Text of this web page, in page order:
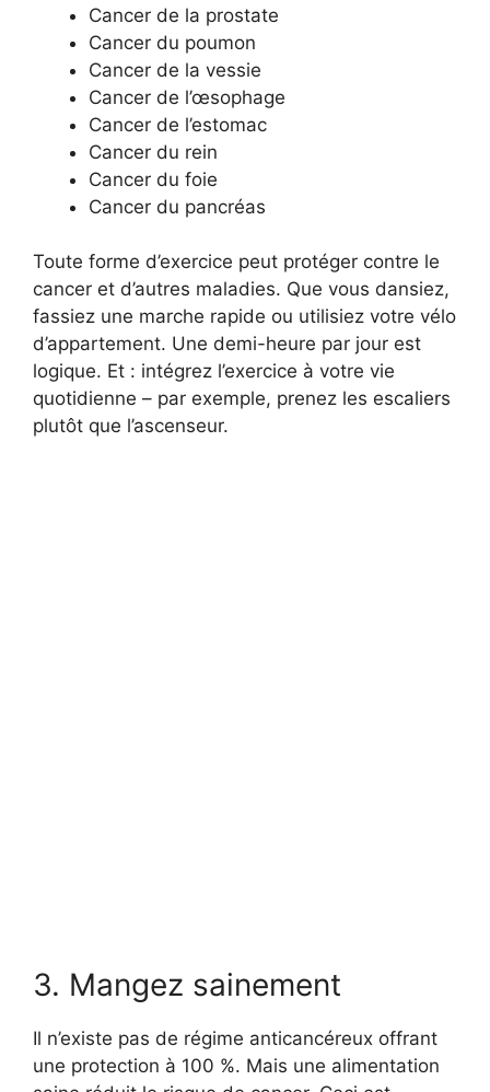
Cancer de la prostate
Cancer du poumon
Cancer de la vessie
Cancer de l’œsophage
Cancer de l’estomac
Cancer du rein
Cancer du foie
Cancer du pancréas
Toute forme d’exercice peut protéger contre le
cancer et d’autres maladies. Que vous dansiez,
fassiez une marche rapide ou utilisiez votre vélo
d’appartement. Une demi-heure par jour est
logique. Et : intégrez l’exercice à votre vie
quotidienne – par exemple, prenez les escaliers
plutôt que l’ascenseur.
3. Mangez sainement
Il n’existe pas de régime anticancéreux offrant
une protection à 100 %. Mais une alimentation